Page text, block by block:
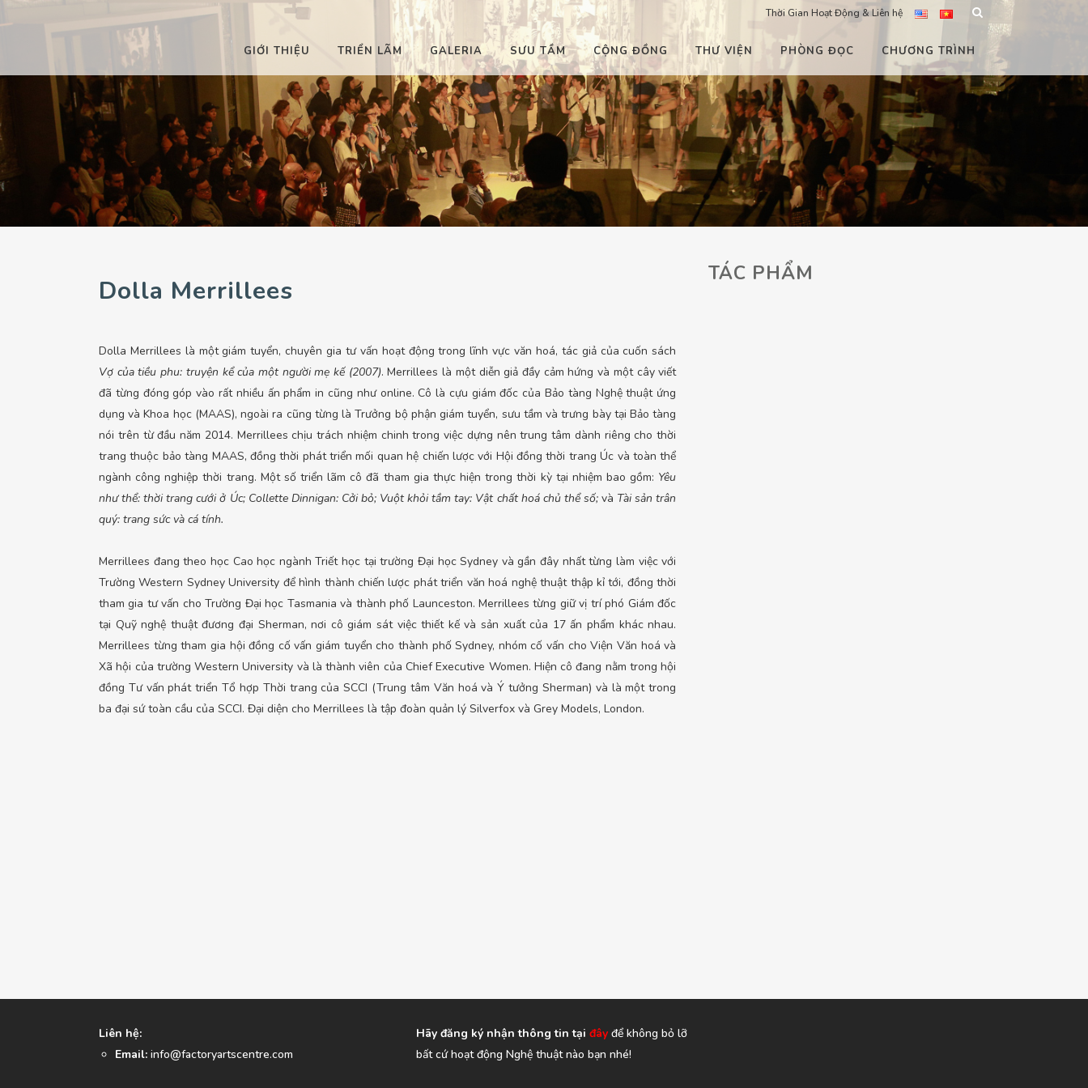
Thời Gian Hoạt Động & Liên hệ
GIỚI THIỆU TRIỂN LÃM GALERIA
ĐÃ DIỄN RA
SẮP DIỄN RA
ĐANG DIỄN RA
SƯU TẦM CỘNG ĐỒNG THƯ VIỆN PHÒNG ĐỌC CHƯƠNG TRÌNH
Dolla Merrillees
Dolla Merrillees là một giám tuyển, chuyên gia tư vấn hoạt động trong lĩnh vực văn hoá, tác giả của cuốn sách
Vợ của tiều phu: truyện kể của một người mẹ kế (2007). Merrillees là một diễn giả đầy cảm hứng và một cây viết
đã từng đóng góp vào rất nhiều ấn phẩm in cũng như online. Cô là cựu giám đốc của Bảo tàng Nghệ thuật ứng
dụng và Khoa học (MAAS), ngoài ra cũng từng là Trưởng bộ phận giám tuyển, sưu tầm và trưng bày tại Bảo tàng
nói trên từ đầu năm 2014. Merrillees chịu trách nhiệm chinh trong việc dựng nên trung tâm dành riêng cho thời
trang thuộc bảo tàng MAAS, đồng thời phát triển mối quan hệ chiến lược với Hội đồng thời trang Úc và toàn thể
ngành công nghiệp thời trang. Một số triển lãm cô đã tham gia thực hiện trong thời kỳ tại nhiệm bao gồm: Yêu
như thể: thời trang cưới ở Úc; Collette Dinnigan: Cởi bỏ; Vuột khỏi tầm tay: Vật chất hoá chủ thể số; và Tài sản trân
quý: trang sức và cá tính.
Merrillees đang theo học Cao học ngành Triết học tại trường Đại học Sydney và gần đây nhất từng làm việc với
Trường Western Sydney University để hình thành chiến lược phát triển văn hoá nghệ thuật thập kỉ tới, đồng thời
tham gia tư vấn cho Trường Đại học Tasmania và thành phố Launceston. Merrillees từng giữ vị trí phó Giám đốc
tại Quỹ nghệ thuật đương đại Sherman, nơi cô giám sát việc thiết kế và sản xuất của 17 ấn phẩm khác nhau.
Merrillees từng tham gia hội đồng cố vấn giám tuyển cho thành phố Sydney, nhóm cố vấn cho Viện Văn hoá và
Xã hội của trường Western University và là thành viên của Chief Executive Women. Hiện cô đang nằm trong hội
đồng Tư vấn phát triển Tổ hợp Thời trang của SCCI (Trung tâm Văn hoá và Ý tưởng Sherman) và là một trong
ba đại sứ toàn cầu của SCCI. Đại diện cho Merrillees là tập đoàn quản lý Silverfox và Grey Models, London.
TÁC PHẨM
Liên hệ:
Email: info@factoryartscentre.com
Hãy đăng ký nhận thông tin tại đâyđể không bỏ lỡ
bất cứ hoạt động Nghệ thuật nào bạn nhé!